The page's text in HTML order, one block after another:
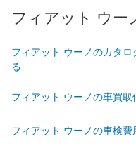
フィアット ウー
フィアット ウーノのカタ
る
フィアット ウーノの車買取
フィアット ウーノの車検費